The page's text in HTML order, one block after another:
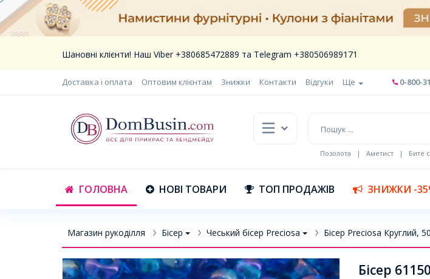
Шановні клієнти! Наш Viber +380685472889 та Telegram +380506989171
Доставка і оплата Оптовим клієнтам Знижки Контакти Відгуки Ще 0-800-
Позолота | Аметист | Бите
ГОЛОВНА НОВІ ТОВАРИ ТОП ПРОДАЖІВ ЗНИЖКИ -
Магазин рукоділля Бісер Чеський бісер Preciosa Бісер Preciosa Круглий,
Бісер